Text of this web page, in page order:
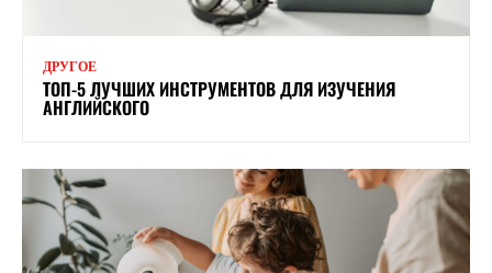
ДРУГОЕ
ТОП-5 ЛУЧШИХ ИНСТРУМЕНТОВ ДЛЯ ИЗУЧЕНИЯ
АНГЛИЙСКОГО